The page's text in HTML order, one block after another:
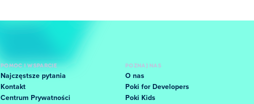
POMOC I WSPARCIE
Najczęstsze pytania
Kontakt
Centrum Prywatności
POZNAJ NAS
O nas
Poki for Developers
Poki Kids